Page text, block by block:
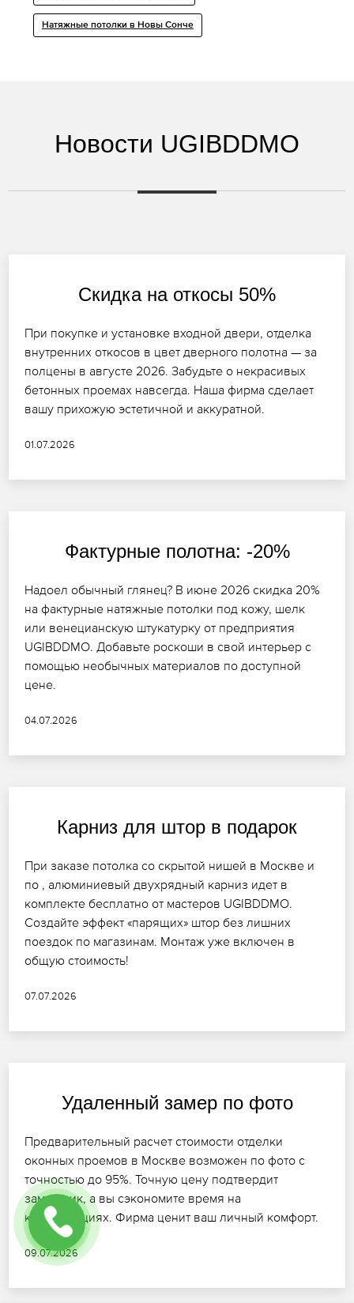
Натяжные потолки в Новы Сонче
Новости UGIBDDMO
Скидка на откосы 50%
При покупке и установке входной двери, отделка
внутренних откосов в цвет дверного полотна — за
полцены в августе 2026. Забудьте о некрасивых
бетонных проемах навсегда. Наша фирма сделает
вашу прихожую эстетичной и аккуратной.
01.07.2026
Фактурные полотна: -20%
Надоел обычный глянец? В июне 2026 скидка 20%
на фактурные натяжные потолки под кожу, шелк
или венецианскую штукатурку от предприятия
UGIBDDMO. Добавьте роскоши в свой интерьер с
помощью необычных материалов по доступной
цене.
04.07.2026
Карниз для штор в подарок
При заказе потолка со скрытой нишей в Москве и
по , алюминиевый двухрядный карниз идет в
комплекте бесплатно от мастеров UGIBDDMO.
Создайте эффект «парящих» штор без лишних
поездок по магазинам. Монтаж уже включен в
общую стоимость!
07.07.2026
Удаленный замер по фото
Предварительный расчет стоимости отделки
оконных проемов в Москве возможен по фото с
точностью до 95%. Точную цену подтвердит
замерщик, а вы сэкономите время на
консультациях. Фирма ценит ваш личный комфорт.
09.07.2026